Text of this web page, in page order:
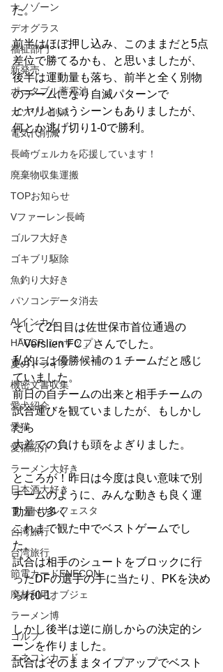
ナノゾーン
デオグラス
福祉部門
新発売
ポータブル蓄電池
ガソリン削減
電気代削減
長崎ヴェルカを応援しています！
廃棄物収集運搬
TOPお知らせ
Vファーレン長崎
ゴルフ大好き
ゴキブリ駆除
魚釣り大好き
パソコンデータ消去
AIインカム
HACCP（ハサップ）
夏のドライブ
機密文書収集
愛犬紹介
愛猫
愛猫紹介
ラーメン大好き
日本酒大好き
フットサルフェスタ
台湾旅行
台湾旅行
節電カードENECON
廃材利用オブジェ
ラーメン博
ゴルフ
エネコンカード
た。
前半はほぼ押し込み、このままだと5点
差位で勝てるかも、と思いましたが、
後半は運動量も落ち、前半と全く別物
のチームになり自滅パターンで
ヒヤリというシーンもありましたが、
何とか逃げ切り1-0で勝利。
そして2日目は佐世保市首位通過の
「Verslien FC」さんでした。
私的には優勝候補の１チームだと感じ
ていました。
前日の自チームの出来と相手チームの
試合運びを観ていましたが、もしかし
たら
大差での負けも頭をよぎりました。
ところが！昨日は今度は良い意味で別
チームのように、みんな動きも良く運
動量も多く
これまで観た中でベストゲームでし
た。
試合は相手のシュートをブロックに行
ったDFの選手の手に当たり、PKを決め
られ0-1。
しかし後半は逆に崩しからの決定的シ
ーンを作りました。
試合はそのままタイプアップでベスト